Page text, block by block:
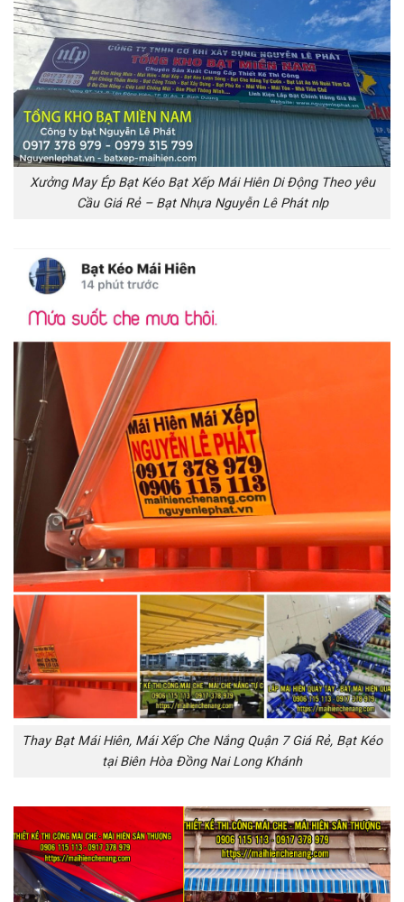
Xưởng May Ép Bạt Kéo Bạt Xếp Mái Hiên Di Động Theo yêu
Cầu Giá Rẻ – Bạt Nhựa Nguyễn Lê Phát nlp
Thay Bạt Mái Hiên, Mái Xếp Che Nắng Quận 7 Giá Rẻ, Bạt Kéo
tại Biên Hòa Đồng Nai Long Khánh